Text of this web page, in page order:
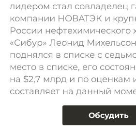
лидером стал совладелец
компании НОВАТЭК и
России нефтехимического
«Сибур» Леонид
поднялся в списке с
место в списке, его
на $2,7 млрд и по оценкам
составляет на данный
Обсудить